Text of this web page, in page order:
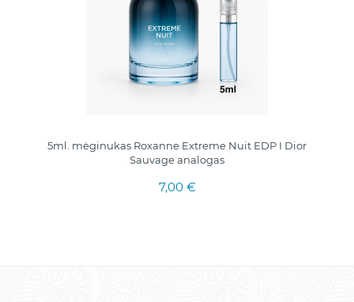
5ml. mėginukas Roxanne Extreme Nuit EDP I Dior
Sauvage analogas
7,00 €